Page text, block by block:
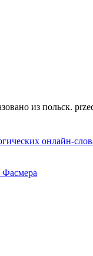
из польск.
онлайн-
Фасмера